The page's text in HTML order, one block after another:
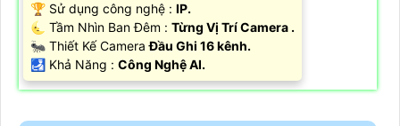
🏆 Sử dụng công nghệ : IP.
🌜 Tầm Nhìn Ban Đêm : Từng Vị Trí Camera .
🐜 Thiết Kế CameraĐầu Ghi 16 kênh.
️🛃 Khả Năng : Công Nghệ AI.